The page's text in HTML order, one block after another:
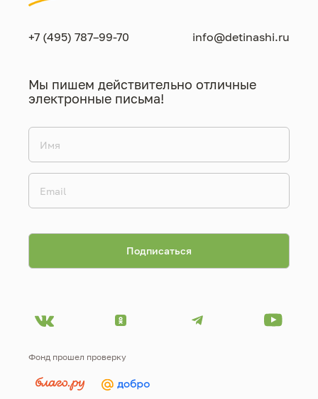
+7 (495) 787–99-70 info@detinashi.ru
Мы пишем действительно отличные
электронные письма!
Фонд прошел проверку